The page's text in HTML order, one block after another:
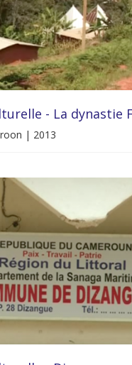
- La dynastie
| 2013